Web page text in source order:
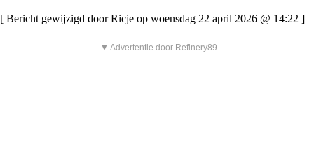
[ Bericht gewijzigd door Ricje op woensdag 22 april 2026 @ 14:22 ]
▼ Advertentie door Refinery89